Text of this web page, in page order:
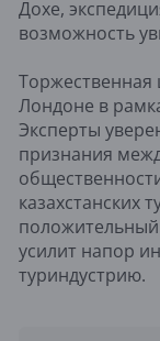
Дохе,
возможность
Лондоне в
Эксперты
признания
казахстанских
усилит напор
туриндустрию.